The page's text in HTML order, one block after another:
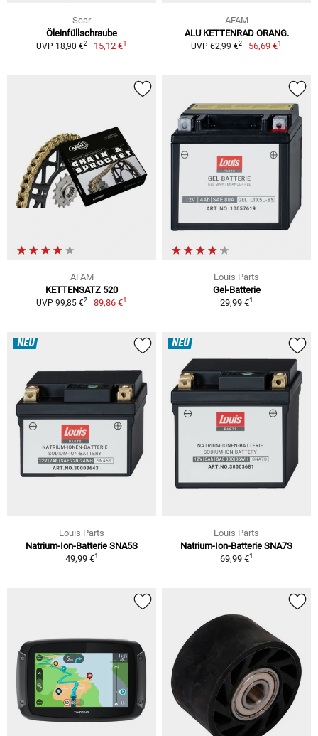
Scar
Öleinfüllschraube
UVP 18,90 €2 15,12 €1
AFAM
ALU KETTENRAD ORANG.
UVP 62,99 €2 56,69 €1
AFAM
KETTENSATZ 520
UVP 99,85 €2 89,86 €1
Louis Parts
Gel-Batterie
29,99 €1
NEU
Louis Parts
Natrium-Ion-Batterie SNA5S
49,99 €1
NEU
Louis Parts
Natrium-Ion-Batterie SNA7S
69,99 €1